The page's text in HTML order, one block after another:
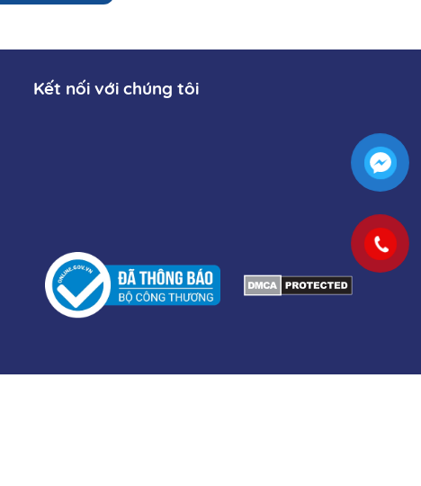
Kết nối với chúng tôi